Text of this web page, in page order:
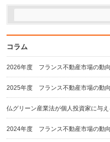
コラム
2026年度 フランス不動産市場の動向
2025年度 フランス不動産市場の動向
仏グリーン産業法が個人投資家に与
2024年度 フランス不動産市場の動向